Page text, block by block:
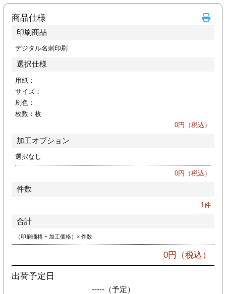
印刷
印刷
リーブ印刷
印刷
カード印刷
フォルダー
ファイル印刷
ァイル印刷
リーブ
商品仕様
印刷商品
デジタル名刺印刷
選択仕様
用紙：
サイズ：
刷色：
枚数： 枚
0円（税込）
加工オプション
選択なし
0円（税込）
件数
1件
合計
（印刷価格 + 加工価格）× 件数
0円（税込）
出荷予定日
-----（予定）